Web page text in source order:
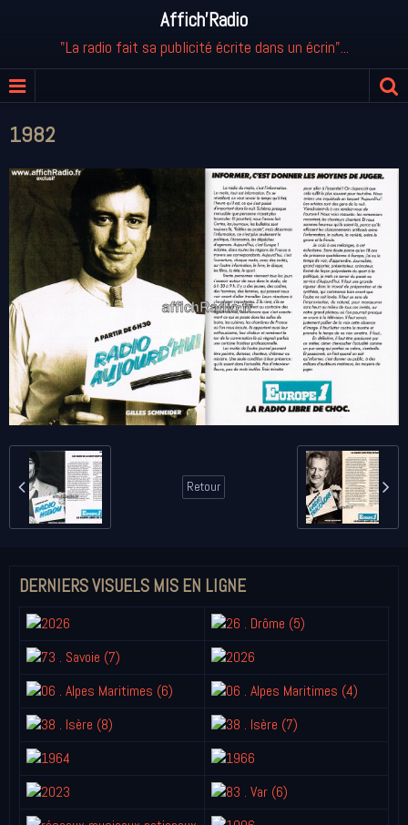
Affich'Radio
"La radio fait sa publicité écrite dans un écrin"...
1982
Retour
DERNIERS VISUELS MIS EN LIGNE